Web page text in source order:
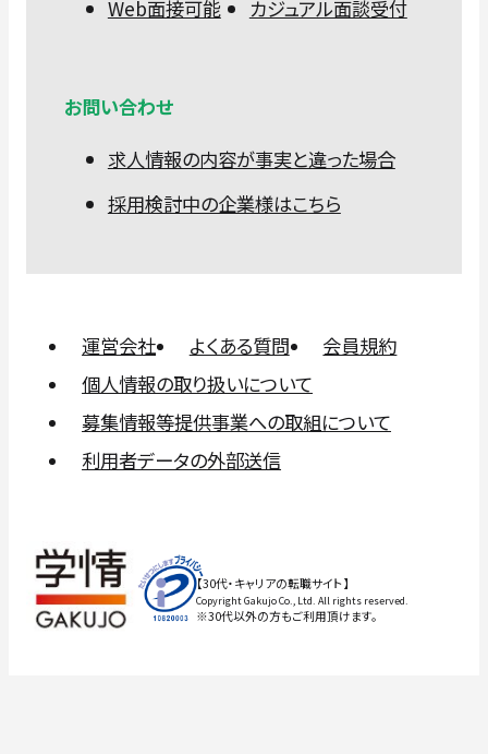
Web面接可能
カジュアル面談受付
お問い合わせ
求人情報の内容が事実と違った場合
採用検討中の企業様はこちら
運営会社 よくある質問
会員規約
個人情報の取り扱いについて
募集情報等提供事業への取組について
利用者データの外部送信
【30代・キャリアの転職サイト】
Copyright Gakujo Co., Ltd. All rights reserved.
※30代以外の方もご利用頂けます。